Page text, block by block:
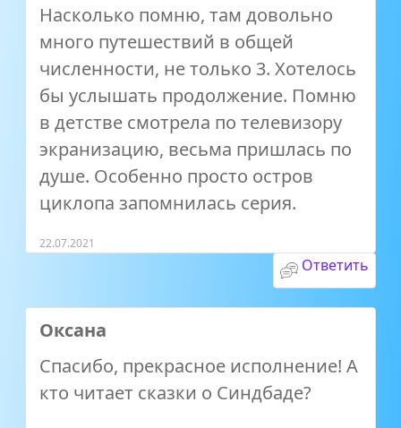
Насколько помню, там довольно
много путешествий в общей
численности, не только 3. Хотелось
бы услышать продолжение. Помню
в детстве смотрела по телевизору
экранизацию, весьма пришлась по
душе. Особенно просто остров
циклопа запомнилась серия.
22.07.2021
Ответить
Оксана
Спасибо, прекрасное исполнение! А
кто читает сказки о Синдбаде?